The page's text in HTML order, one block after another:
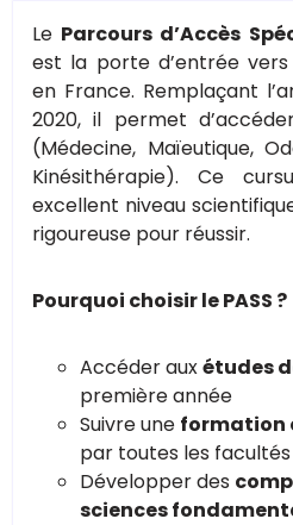
Le Parcours d’Accès
est la porte d’entrée
en France. Remplaçant
2020, il permet
(Médecine, Maïeutique,
Kinésithérapie). Ce
excellent niveau
rigoureuse pour réussir.
Pourquoi choisir le PASS ?
Accéder auxétudes
première année
Suivre une formation
par toutes les
Développer des
sciences